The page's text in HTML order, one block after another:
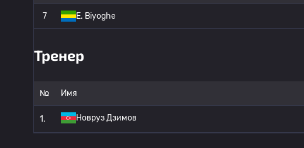
7 E. Biyoghe
Тренер
№ Имя
1. Новруз Дзимов